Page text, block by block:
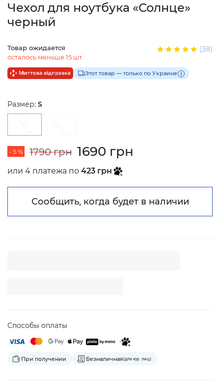
Чехол для ноутбука «Солнце»
черный
Товар ожидается
осталось меньше 15 шт.
(38)
Этот товар — только по Украине
Размер: S
- 5 % 1790 грн 1690 грн
или 4 платежа по 423 грн
Сообщить, когда будет в наличии
Способы оплаты
При получении Безналичная(для юр. лиц)